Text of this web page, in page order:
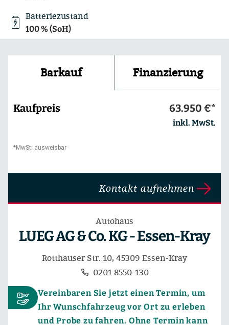
Batteriezustand
100 % (SoH)
Barkauf Finanzierung
Kaufpreis 63.950 €*
inkl. MwSt.
*MwSt. ausweisbar
Kontakt aufnehmen
Autohaus
LUEG AG & Co. KG - Essen-Kray
Rotthauser Str. 10, 45309 Essen-Kray
0201 8550-130
Vereinbaren Sie jetzt einen Termin, um
Ihr Wunschfahrzeug vor Ort zu erleben
und Probe zu fahren. Ohne Termin kann